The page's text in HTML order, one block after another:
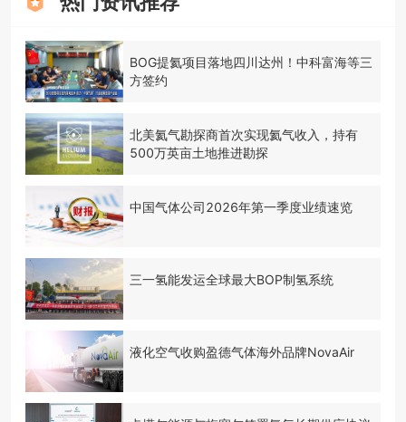
BOG提氦项目落地四川达州！中科富海等三
方签约
北美氦气勘探商首次实现氦气收入，持有
500万英亩土地推进勘探
中国气体公司2026年第一季度业绩速览
三一氢能发运全球最大BOP制氢系统
液化空气收购盈德气体海外品牌NovaAir